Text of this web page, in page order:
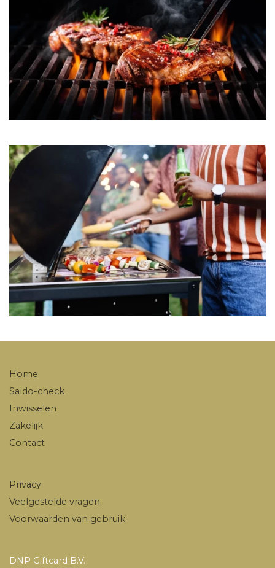
Home
Saldo-check
Inwisselen
Zakelijk
Contact
Privacy
Veelgestelde vragen
Voorwaarden van gebruik
DNP Giftcard B.V.